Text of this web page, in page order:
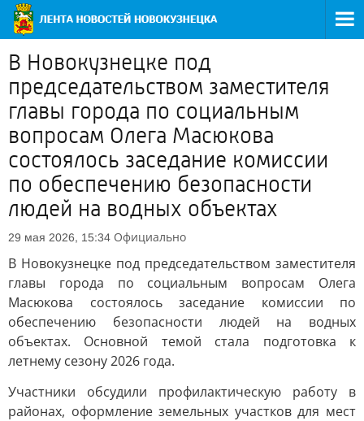
В Новокузнецке под
председательством заместителя
главы города по социальным
вопросам Олега Масюкова
состоялось заседание комиссии
по обеспечению безопасности
людей на водных объектах
29 мая 2026, 15:34 Официально
В Новокузнецке под председательством заместителя
главы города по социальным вопросам Олега
Масюкова состоялось заседание комиссии по
обеспечению безопасности людей на водных
объектах. Основной темой стала подготовка к
летнему сезону 2026 года.
Участники обсудили профилактическую работу в
районах, оформление земельных участков для мест